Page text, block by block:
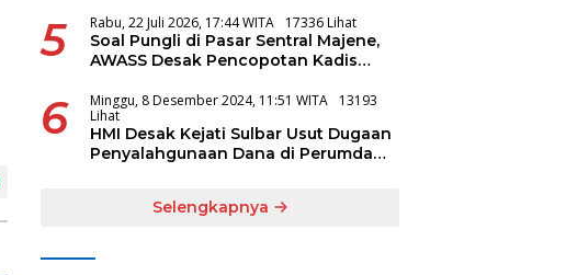
5 Rabu, 22 Juli 2026, 17:44 WITA 17336 Lihat
Soal Pungli di Pasar Sentral Majene,
AWASS Desak Pencopotan Kadis
6 Minggu, 8 Desember 2024, 11:51 WITA
13193
Lihat
HMI Desak Kejati Sulbar Usut Dugaan
Penyalahgunaan Dana di Perumda
Selengkapnya